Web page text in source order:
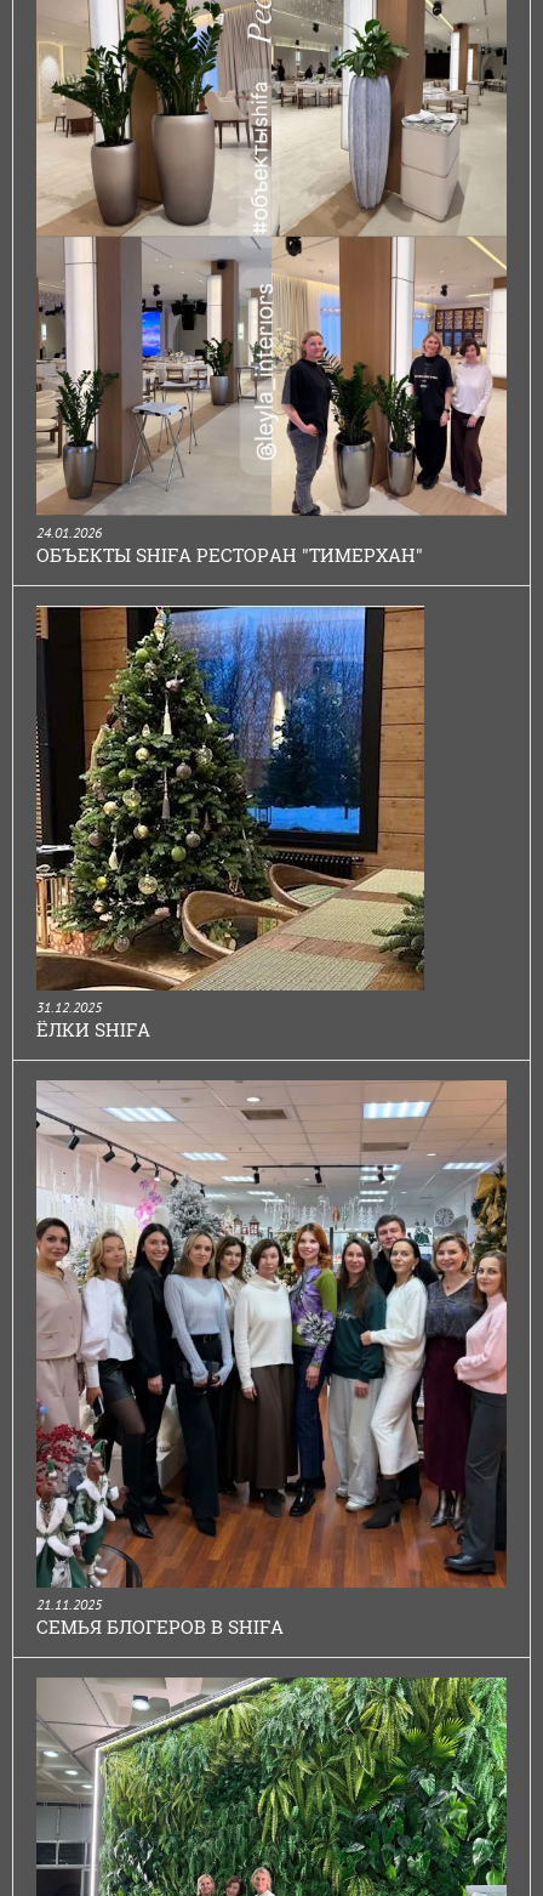
24.01.2026
ОБЪЕКТЫ SHIFA РЕСТОРАН "ТИМЕРХАН"
31.12.2025
ЁЛКИ SHIFA
21.11.2025
СЕМЬЯ БЛОГЕРОВ В SHIFA